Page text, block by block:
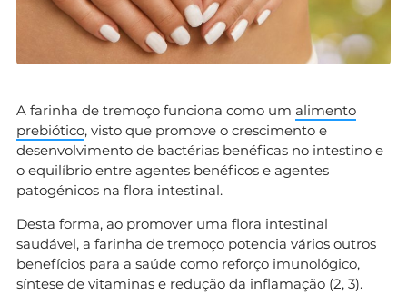
A farinha de tremoço funciona como um alimento
prebiótico, visto que promove o crescimento e
desenvolvimento de bactérias benéficas no intestino e
o equilíbrio entre agentes benéficos e agentes
patogénicos na flora intestinal.
Desta forma, ao promover uma flora intestinal
saudável, a farinha de tremoço potencia vários outros
benefícios para a saúde como reforço imunológico,
síntese de vitaminas e redução da inflamação (2, 3).